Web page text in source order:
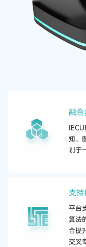
融合
知、
划于
支持
平台
算法
合提
交叉